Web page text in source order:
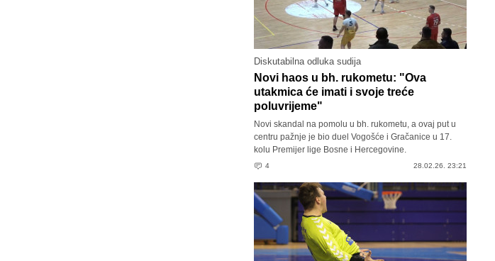
Diskutabilna odluka sudija
Novi haos u bh. rukometu: "Ova
utakmica će imati i svoje treće
poluvrijeme"
Novi skandal na pomolu u bh. rukometu, a ovaj put u
centru pažnje je bio duel Vogošće i Gračanice u 17.
kolu Premijer lige Bosne i Hercegovine.
4 28.02.26. 23:21